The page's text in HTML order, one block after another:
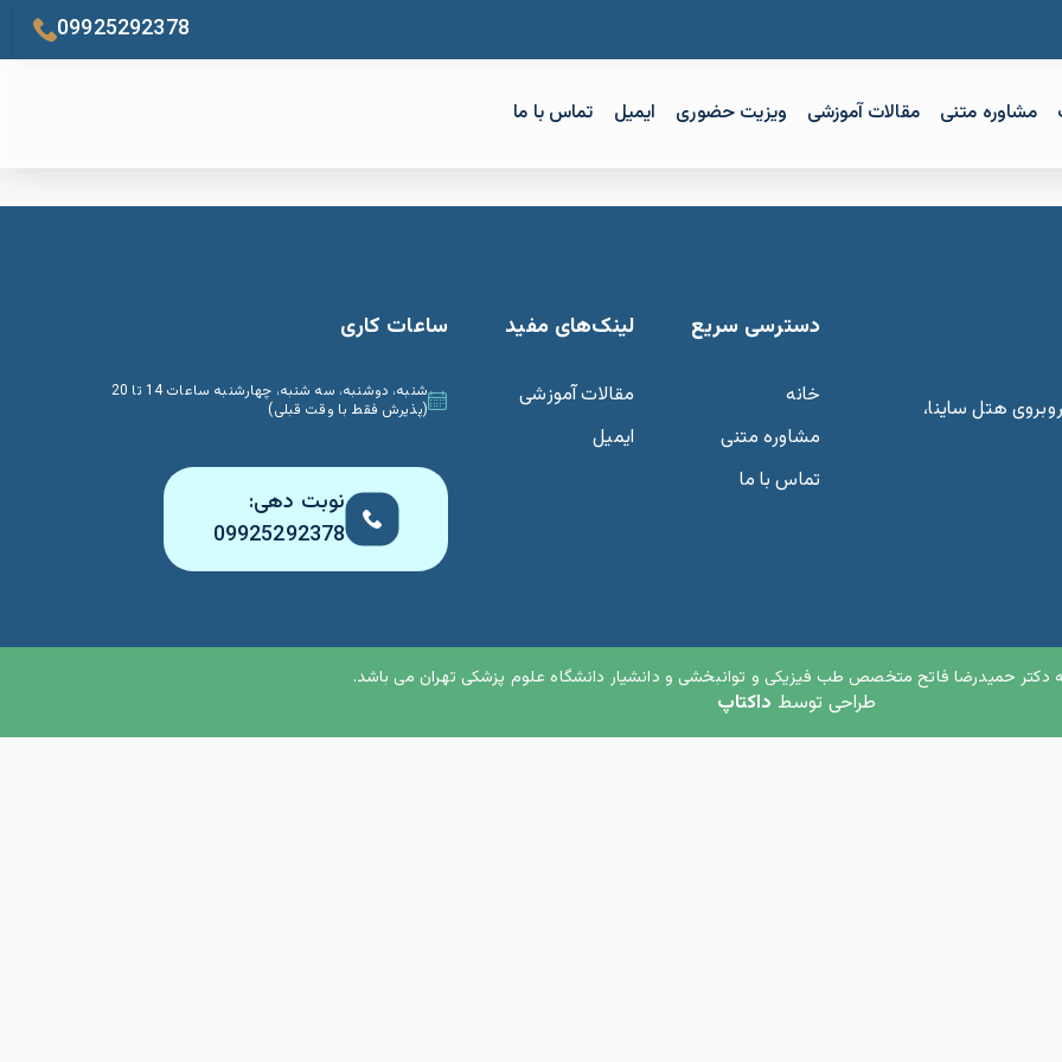
09925292378
مشاوره متنی مقالات آموزشی ویزیت حضوری ایمیل تماس با ما
هتل ساینا،
دسترسی سریع
خانه
مشاوره متنی
تماس با ما
لینک‌های مفید
مقالات آموزشی
ایمیل
ساعات کاری
شنبه، دوشنبه، سه شنبه، چهارشنبه ساعات 14 تا 20
(پذیرش فقط با وقت قبلی)
نوبت دهی:
09925292378
دکتر حمیدرضا فاتح متخصص طب فیزیکی و توانبخشی و دانشیار دانشگاه علوم پزشکی تهران می باشد.
طراحی توسط داکتاپ